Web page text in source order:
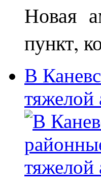
Новая
пункт,
В
тяжелой